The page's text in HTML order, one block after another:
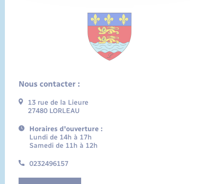
Nous contacter :
13 rue de la Lieure
27480 LORLEAU
Horaires d'ouverture :
Lundi de 14h à 17h
Samedi de 11h à 12h
0232496157